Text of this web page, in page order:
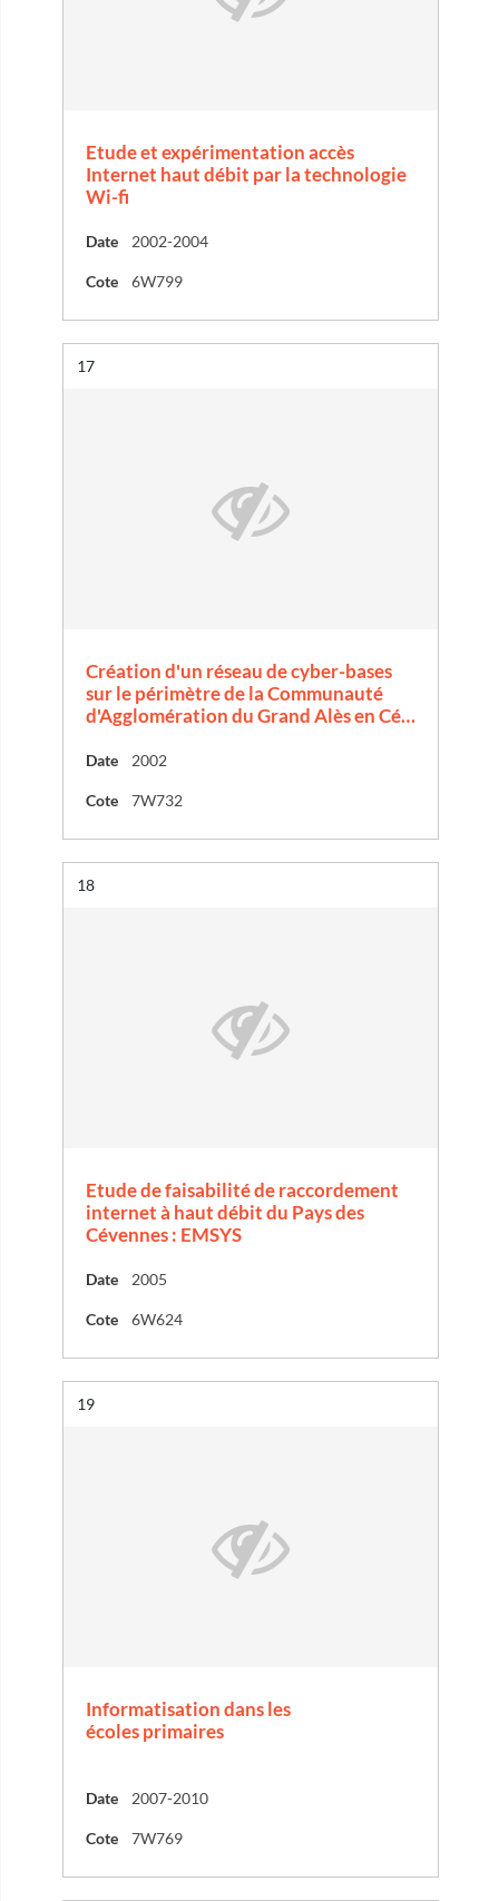
Etude et expérimentation accès
Internet haut débit par la technologie
Wi-fi
Date 2002-2004
Cote 6W799
Résultat n°
17
Création d'un réseau de cyber-bases
sur le périmètre de la Communauté
d'Agglomération du Grand Alès en Cé…
Date 2002
Cote 7W732
Résultat n°
18
Etude de faisabilité de raccordement
internet à haut débit du Pays des
Cévennes : EMSYS
Date 2005
Cote 6W624
Résultat n°
19
Informatisation dans les
écoles primaires
Date 2007-2010
Cote 7W769